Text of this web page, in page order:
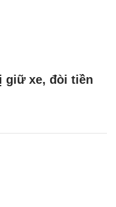
giữ xe, đòi tiền